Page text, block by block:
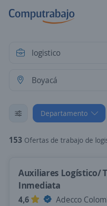
Departamento
153 Ofertas de trabajo de
Auxiliares Logístico/
Inmediata
4,6
Adecco